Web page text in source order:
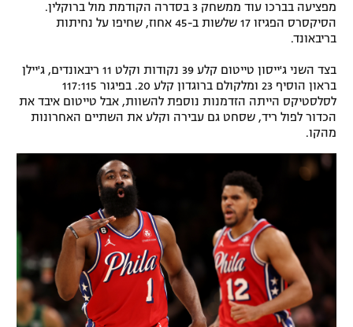
מפציעה בברכו עוד ממשחק 3 בסדרה הקודמת מול ברוקלין.
הסיקסרס הפגיזו 17 שלשות ב-45 אחוז, שחיפו על נחיתות
בריבאונד.
בצד השני ג'ייסון טייטום קלע 39 נקודות וקלט 11 ריבאונדים, ג'יילן
בראון הוסיף 23 ומלקולם ברוגדון קלע 20. בפיגור 117:115
לסלסטיקס הייתה הזדמנות נוספת להשוות, אבל טייטום איבד את
הכדור לפול ריד, שסחט גם עבירה וקלע את השתיים האחרונות
מהקו.